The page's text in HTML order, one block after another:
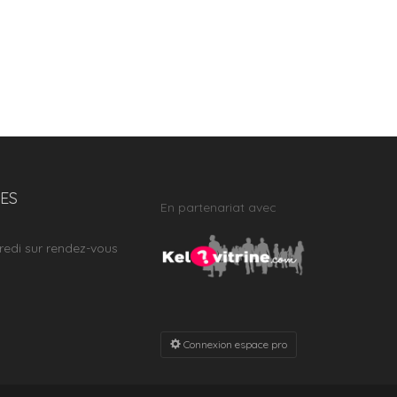
sur rendez-vous
En partenariat avec
Connexion espace pro